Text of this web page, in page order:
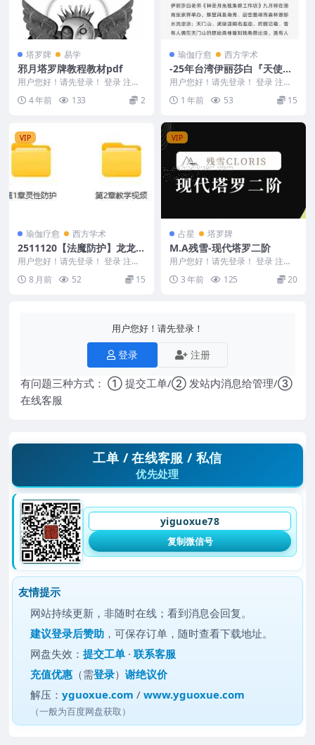
塔罗牌 易学
邪月塔罗牌教程教材pdf
用户您好！请先登录！ 登录 注册
邪月塔罗牌说明 邪月塔罗牌教程
教材pdf 编号...
4 年前 133 2
瑜伽疗愈 西方学术
-25年台湾伊丽莎白『天使独
角兽灵气5.2课程』2集音频Y
用户您好！请先登录！ 登录 注册
25年台湾伊丽莎白『天使独角兽灵
气5.2课程』...
1 年前 53 15
VIP
瑜伽疗愈 西方学术
2511120【法魔‬防护】龙龙老
师·灵性护防‬课程（中国传统
守护+东南亚防护+西方防
护）视频11集Y
用户您好！请先登录！ 登录 注册
【法魔‬防护】龙龙老师·灵性护防‬
课程（中国传...
8 月前 52 15
VIP
占星 塔罗牌
M.A残雪-现代塔罗二阶
用户您好！请先登录！ 登录 注册
M.A残雪-现代塔罗二阶 240153-2
0... 3 年前 125 20
用户您好！请先登录！
登录 注册
有问题三种方式： ① 提交工单/② 发站内消息给管理/③
在线客服
工单 / 在线客服 / 私信
优先处理
yiguoxue78
复制微信号
友情提示
网站持续更新，非随时在线；看到消息会回复。
建议登录后赞助 ，可保存订单，随时查看下载地址。
网盘失效：提交工单 ·联系客服
充值优惠 （需登录）谢绝议价
解压：yguoxue.com /www.yguoxue.com
（一般为百度网盘获取）